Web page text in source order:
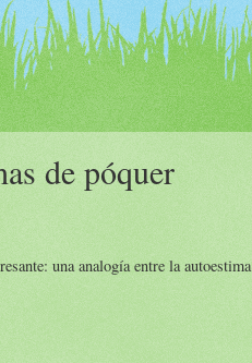
de póquer
una analogía entre la